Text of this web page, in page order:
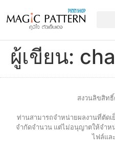
ผู้เขียน:
สงวนลิขสิท
ท่านสามารถจำหน่ายผลงานที่ตัดเ
จำกัดจำนวน แต่ไม่อนุญาตให้จำห
ไฟล์แล